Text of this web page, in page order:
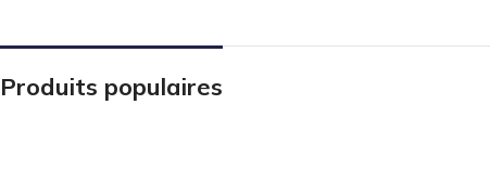
Produits populaires